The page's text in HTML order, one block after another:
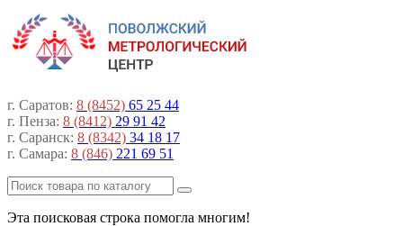
г. Саратов: 8 (8452) 65 25 44
г. Пенза: 8 (8412) 29 91 42
г. Саранск: 8 (8342) 34 18 17
г. Самара: 8 (846) 221 69 51
Эта поисковая строка помогла многим!